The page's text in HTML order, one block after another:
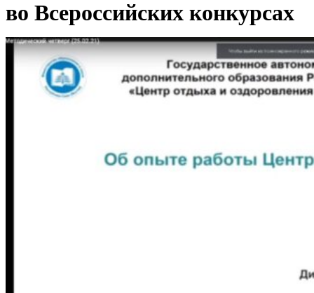
во Всероссийских конкурсах